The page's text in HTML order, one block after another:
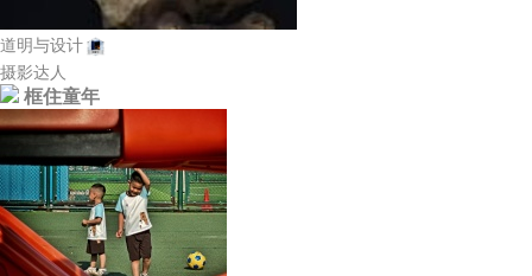
道明与设计
摄影达人
框住童年